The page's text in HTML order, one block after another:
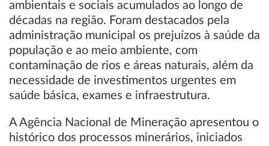
ambientais e sociais acumulados ao longo de
décadas na região. Foram destacados pela
administração municipal os prejuízos à saúde da
população e ao meio ambiente, com
contaminação de rios e áreas naturais, além da
necessidade de investimentos urgentes em
saúde básica, exames e infraestrutura.
A Agência Nacional de Mineração apresentou o
histórico dos processos minerários, iniciados